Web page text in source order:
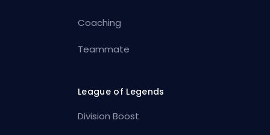
Coaching
Teammate
League of Legends
Division Boost